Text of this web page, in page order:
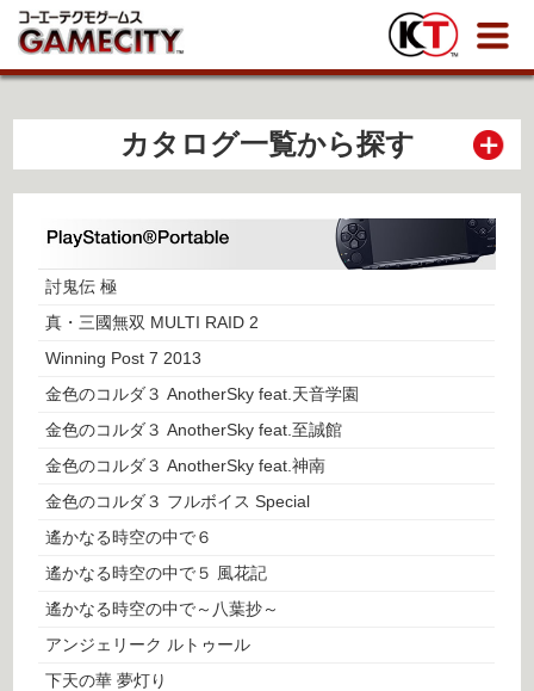
カタログ一覧から探す
討鬼伝 極
真・三國無双 MULTI RAID 2
Winning Post 7 2013
金色のコルダ３ AnotherSky feat.天音学園
金色のコルダ３ AnotherSky feat.至誠館
金色のコルダ３ AnotherSky feat.神南
金色のコルダ３ フルボイス Special
遙かなる時空の中で６
遙かなる時空の中で５ 風花記
遙かなる時空の中で～八葉抄～
アンジェリーク ルトゥール
下天の華 夢灯り